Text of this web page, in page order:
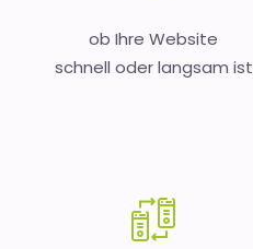
ob Ihre Website
schnell oder langsam ist